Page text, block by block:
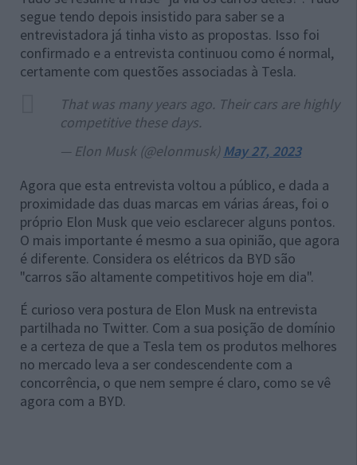
segue tendo depois insistido para saber se a
entrevistadora já tinha visto as propostas. Isso foi
confirmado e a entrevista continuou como é normal,
certamente com questões associadas à Tesla.
That was many years ago. Their cars are highly
competitive these days.
— Elon Musk (@elonmusk) May 27, 2023
Agora que esta entrevista voltou a público, e dada a
proximidade das duas marcas em várias áreas, foi o
próprio Elon Musk que veio esclarecer alguns pontos.
O mais importante é mesmo a sua opinião, que agora
é diferente. Considera os elétricos da BYD são
"carros são altamente competitivos hoje em dia".
É curioso vera postura de Elon Musk na entrevista
partilhada no Twitter. Com a sua posição de domínio
e a certeza de que a Tesla tem os produtos melhores
no mercado leva a ser condescendente com a
concorrência, o que nem sempre é claro, como se vê
agora com a BYD.